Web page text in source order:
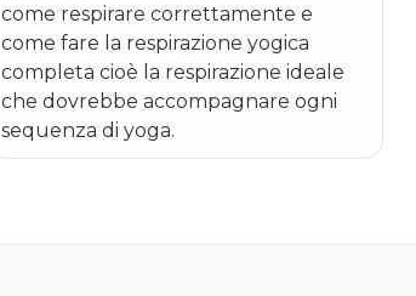
come respirare correttamente e
come fare la respirazione yogica
completa cioè la respirazione ideale
che dovrebbe accompagnare ogni
sequenza di yoga.